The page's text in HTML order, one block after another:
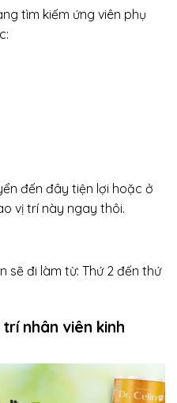
tìm kiếm ứng viên phụ
đến đây tiện lợi hoặc ở
vị trí này ngay thôi.
sẽ đi làm từ: Thứ 2 đến thứ
nhân viên kinh